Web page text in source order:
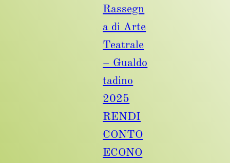
Rassegn
a di Arte
Teatrale
– Gualdo
tadino
2025
RENDI
CONTO
ECONO